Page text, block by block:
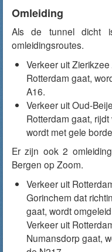
Omleiding
Als de tunnel dicht
omleidingsroutes.
Verkeer uit
Rotterdam gaat,
A16.
Verkeer uit Oud-
Rotterdam gaat,
wordt met gele
Er zijn ook 2
Bergen op Zoom.
Verkeer uit
Gorinchem dat
gaat, wordt
Verkeer uit
Numansdorp gaat,